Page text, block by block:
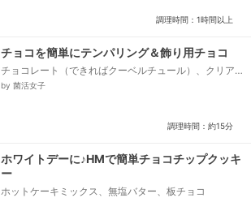
調理時間：1時間以上
チョコを簡単にテンパリング＆飾り用チョコ
チョコレート（できればクーベルチュール）、クリア
ファイル、セロテープ、チェック用のスプーン
by 菌活女子
調理時間：約15分
ホワイトデーに♪HMで簡単チョコチップクッキ
ー
ホットケーキミックス、無塩バター、板チョコ